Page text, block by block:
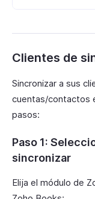
Clientes de
Sincronizar a sus
cuentas/contactos
pasos:
Paso 1:
sincronizar
Elija el módulo de